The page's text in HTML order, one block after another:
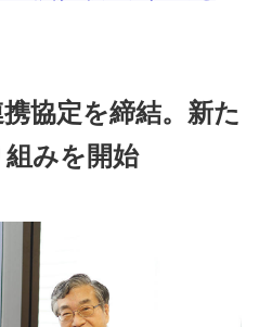
協定を締結。新た
みを開始